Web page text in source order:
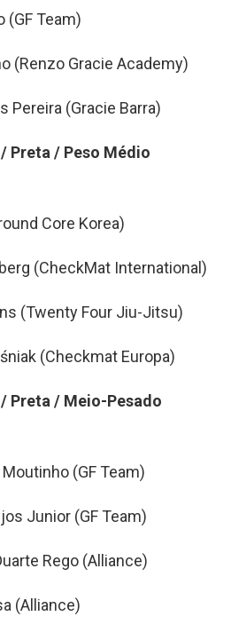
(GF Team)
(Renzo Gracie Academy)
Pereira (Gracie Barra)
Preta / Peso Médio
Core Korea)
(CheckMat International)
(Twenty Four Jiu-Jitsu)
(Checkmat Europa)
Preta / Meio-Pesado
(GF Team)
Junior (GF Team)
Rego (Alliance)
(Alliance)